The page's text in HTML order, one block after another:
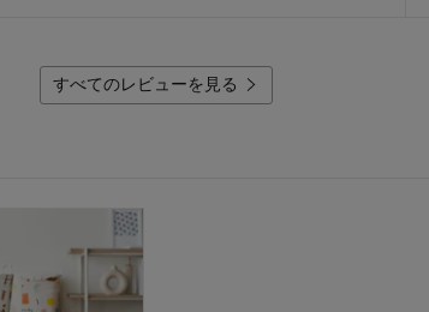
すべてのレビューを見る